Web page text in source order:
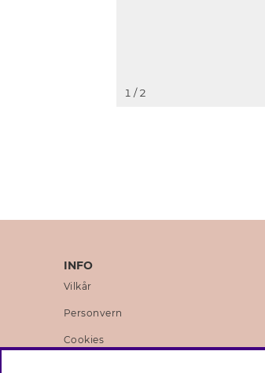
1 / 2
INFO
Vilkår
Personvern
Cookies